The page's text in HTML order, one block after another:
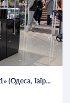
(Одеса, Таїр...